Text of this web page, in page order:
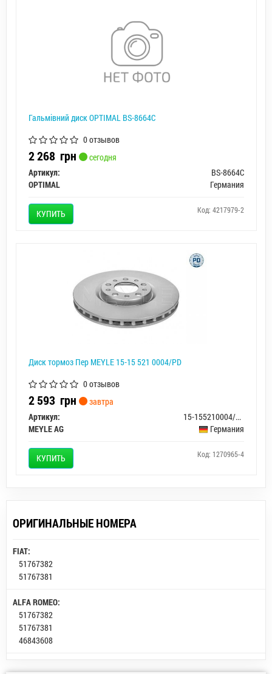
Гальмівний диск OPTIMAL BS-8664C
0 отзывов
2 268 грн
сегодня
Артикул:
BS-8664C
OPTIMAL
Германия
КУПИТЬ Код: 4217979-2
Диск тормоз Пер MEYLE 15-15 521 0004/PD
0 отзывов
2 593 грн
завтра
Артикул:
15-155210004/PD
MEYLE AG
Германия
КУПИТЬ Код: 1270965-4
ОРИГИНАЛЬНЫЕ НОМЕРА
FIAT:
51767382
51767381
ALFA ROMEO:
51767382
51767381
46843608